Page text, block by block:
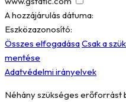
A hozzájárulás dátuma:
Eszközazonosító:
Összes elfogadásaCsak a
mentése
Adatvédelmi irányelvek
Néhány szükséges erőforrást